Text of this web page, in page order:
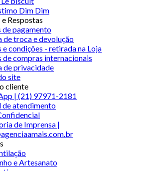
Dim Dim
Respostas
de pagamento
de troca e devolução
e condições - retirada na Loja
de compras internacionais
de privacidade
site
cliente
| (21) 97971-2181
de atendimento
de Imprensa |
e Artesanato